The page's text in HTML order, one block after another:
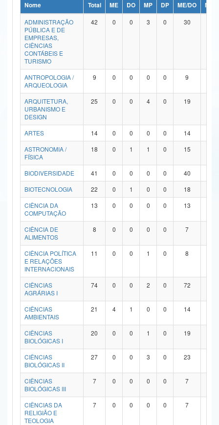
Ministério da Ciência, Tecnologia, Inovações e Comunicações
Ministério do Meio Ambiente
Ministério do Turismo
Ministério do Desenvolvimento Regional
Controladoria-Geral da União
Ministério da Mulher, da Família e dos Direitos Humanos
Secretaria de Governo
Advocacia-Geral da União
Banco Central do Brasil
Nome Total ME DO MP DP ME/DO
MP/
ADMINISTRAÇÃO
PÚBLICA E DE
EMPRESAS,
CIÊNCIAS
CONTÁBEIS E
TURISMO
42 0 0 3 0 30
ANTROPOLOGIA /
ARQUEOLOGIA
9 0 0 0 0 9
ARQUITETURA,
URBANISMO E
DESIGN
25 0 0 4 0 19
ARTES 14 0 0 0 0 14
ASTRONOMIA /
FÍSICA
18 0 1 1 0 15
BIODIVERSIDADE 41 0 0 0 0 40
BIOTECNOLOGIA
22 0 1 0 0 18
CIÊNCIA DA
COMPUTAÇÃO
13 0 0 0 0 13
CIÊNCIA DE
ALIMENTOS
8 0 0 0 0 7
CIÊNCIA POLÍTICA
E RELAÇÕES
INTERNACIONAIS
11 0 0 1 0 8
CIÊNCIAS
AGRÁRIAS I
74 0 0 2 0 72
CIÊNCIAS
AMBIENTAIS
21 4 1 0 0 14
CIÊNCIAS
BIOLÓGICAS I
20 0 0 1 0 19
CIÊNCIAS
BIOLÓGICAS II
27 0 0 3 0 23
CIÊNCIAS
BIOLÓGICAS III
7 0 0 0 0 7
CIÊNCIAS DA
RELIGIÃO E
TEOLOGIA
7 0 0 0 0 7